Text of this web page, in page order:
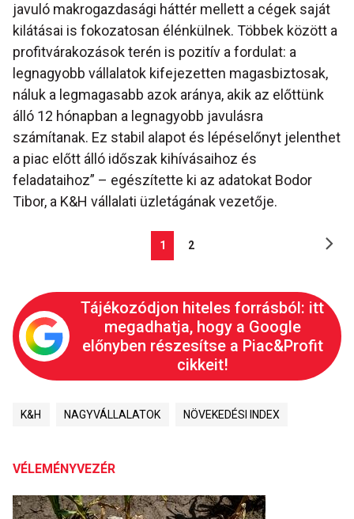
javuló makrogazdasági háttér mellett a cégek saját
kilátásai is fokozatosan élénkülnek. Többek között a
profitvárakozások terén is pozitív a fordulat: a
legnagyobb vállalatok kifejezetten magasbiztosak,
náluk a legmagasabb azok aránya, akik az előttünk
álló 12 hónapban a legnagyobb javulásra
számítanak. Ez stabil alapot és lépéselőnyt jelenthet
a piac előtt álló időszak kihívásaihoz és
feladataihoz” – egészítette ki az adatokat Bodor
Tibor, a K&H vállalati üzletágának vezetője.
1 2
Tájékozódjon hiteles forrásból: itt
megadhatja, hogy a Google
előnyben részesítse a Piac&Profit
cikkeit!
K&H NAGYVÁLLALATOK NÖVEKEDÉSI INDEX
VÉLEMÉNYVEZÉR